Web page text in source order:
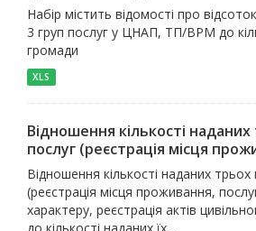
Набір містить відомості про
3 груп послуг у ЦНАП, ТП/ВРМ до
громади
XLS
Відношення кількості
послуг (реєстрація місця
Відношення кількості наданих трьох
(реєстрація місця проживання,
характеру, реєстрація актів